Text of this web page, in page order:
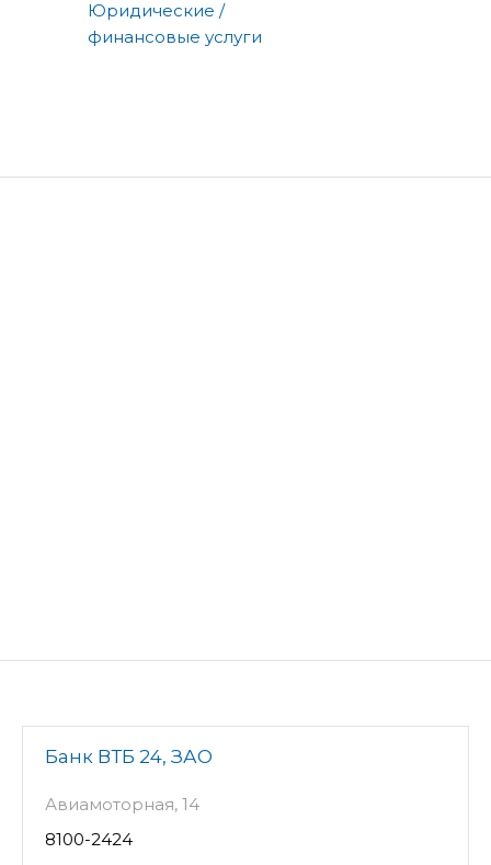
Юридические /
финансовые услуги
Банк ВТБ 24, ЗАО
Авиамоторная, 14
8100-2424